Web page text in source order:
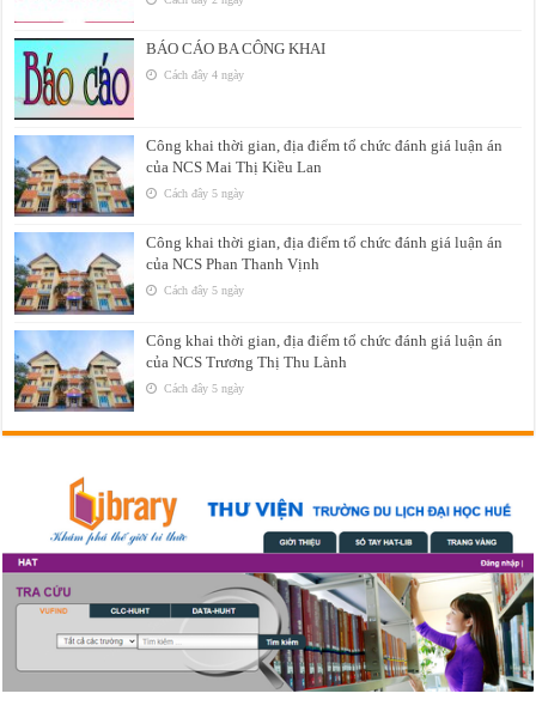
BÁO CÁO BA CÔNG KHAI
Cách đây 4 ngày
Công khai thời gian, địa điểm tổ chức đánh giá luận án
của NCS Mai Thị Kiều Lan
Cách đây 5 ngày
Công khai thời gian, địa điểm tổ chức đánh giá luận án
của NCS Phan Thanh Vịnh
Cách đây 5 ngày
Công khai thời gian, địa điểm tổ chức đánh giá luận án
của NCS Trương Thị Thu Lành
Cách đây 5 ngày